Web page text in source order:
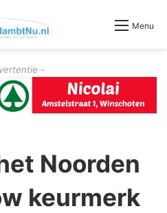
Menu
-
Noorden
keurmerk